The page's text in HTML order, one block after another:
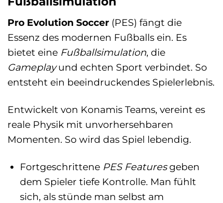
Pro Evolution Soccer (PES) fängt die
Essenz des modernen Fußballs ein. Es
bietet eine Fußballsimulation, die
Gameplayund echten Sport verbindet. So
entsteht ein beeindruckendes Spielerlebnis.
Entwickelt von Konamis Teams, vereint es
reale Physik mit unvorhersehbaren
Momenten. So wird das Spiel lebendig.
Fortgeschrittene PES Featuresgeben
dem Spieler tiefe Kontrolle. Man fühlt
sich, als stünde man selbst am